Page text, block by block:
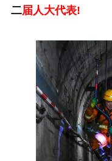
二届人大代表!